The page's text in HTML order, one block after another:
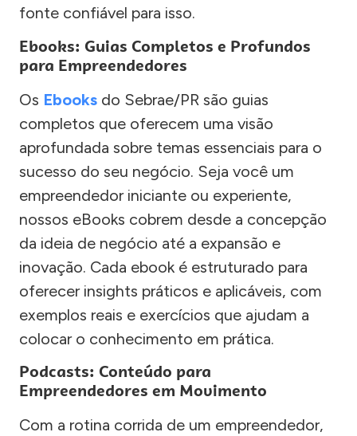
fonte confiável para isso.
Ebooks: Guias Completos e Profundos
para Empreendedores
Os Ebooks do Sebrae/PR são guias
completos que oferecem uma visão
aprofundada sobre temas essenciais para o
sucesso do seu negócio. Seja você um
empreendedor iniciante ou experiente,
nossos eBooks cobrem desde a concepção
da ideia de negócio até a expansão e
inovação. Cada ebook é estruturado para
oferecer insights práticos e aplicáveis, com
exemplos reais e exercícios que ajudam a
colocar o conhecimento em prática.
Podcasts: Conteúdo para
Empreendedores em Movimento
Com a rotina corrida de um empreendedor,